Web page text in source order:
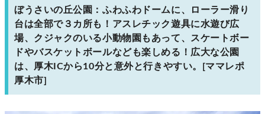
ぼうさいの丘公園：ふわふわドームに、ローラー滑り
台は全部で３カ所も！アスレチック遊具に水遊び広
場、クジャクのいる小動物園もあって、スケートボー
ドやバスケットボールなども楽しめる！広大な公園
は、厚木ICから10分と意外と行きやすい。[ママレポ
厚木市]